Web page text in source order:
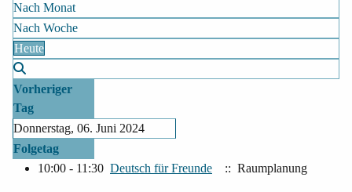
Nach Monat
Nach Woche
Heute
Vorheriger
Tag
Donnerstag, 06. Juni 2024
Folgetag
10:00 - 11:30 Deutsch für Freunde :: Raumplanung